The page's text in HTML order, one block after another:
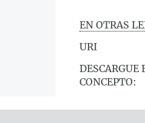
EN OTRAS
URI
DESCARGUE
CONCEPTO: